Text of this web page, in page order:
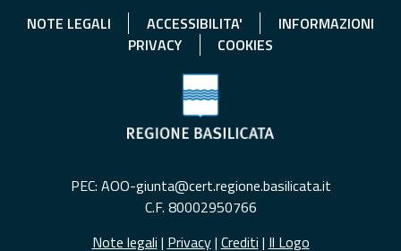
NOTE LEGALI ACCESSIBILITA'
INFORMAZIONI
PRIVACY
COOKIES
PEC: AOO-giunta@cert.regione.basilicata.it
C.F. 80002950766
Note legali | Privacy| Crediti | Il Logo